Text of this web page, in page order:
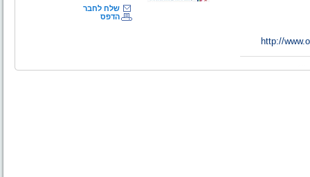
http://
שלח לחבר
הדפס